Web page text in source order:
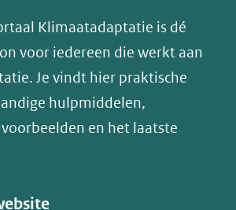
website)
website)
y
(opent
in
nieuw
venster)
naar
een
andere
website)
Klimaatadaptatie is dé
voor iedereen die werkt aan
Je vindt hier praktische
hulpmiddelen,
en het laatste